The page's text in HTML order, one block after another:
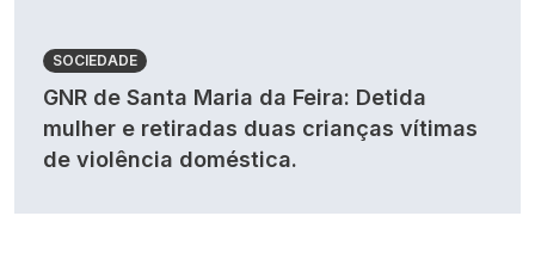
SOCIEDADE
GNR de Santa Maria da Feira: Detida
mulher e retiradas duas crianças vítimas
de violência doméstica.